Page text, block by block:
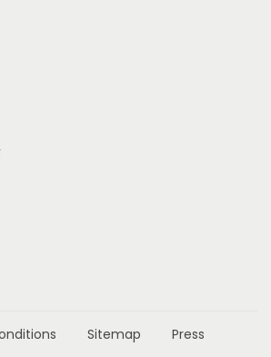
Sitemap Press